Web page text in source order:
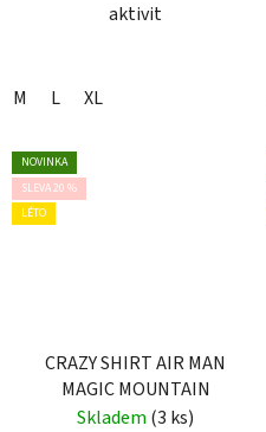
aktivit
M L XL
NOVINKA
SLEVA 20 %
LÉTO
CRAZY SHIRT AIR MAN
MAGIC MOUNTAIN
Skladem (3 ks)